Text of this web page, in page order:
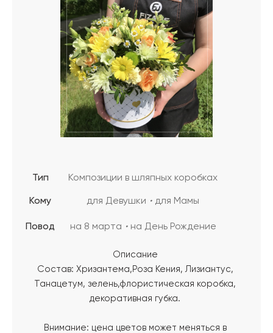
Тип Композиции в шляпных коробках
Кому для Девушки для Мамы
Повод на 8 марта на День Рождение
Описание
Состав: Хризантема,Роза Кения, Лизиантус,
Танацетум, зелень,флористическая коробка,
декоративная губка.
Внимание: цена цветов может меняться в